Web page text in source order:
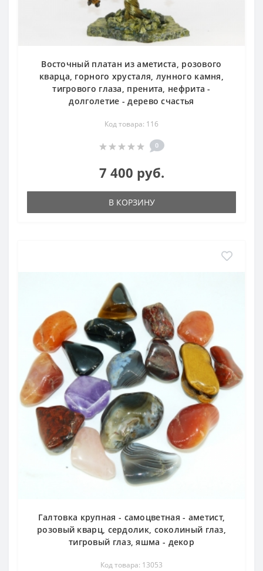
Восточный платан из аметиста, розового
кварца, горного хрусталя, лунного камня,
тигрового глаза, пренита, нефрита -
долголетие - дерево счастья
Код товара: 116
0
7 400 руб.
В КОРЗИНУ
Галтовка крупная - самоцветная - аметист,
розовый кварц, сердолик, соколиный глаз,
тигровый глаз, яшма - декор
Код товара: 13053